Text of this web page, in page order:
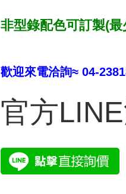
非型錄配色可訂製(最
歡迎來電洽詢≈ 04-
官方